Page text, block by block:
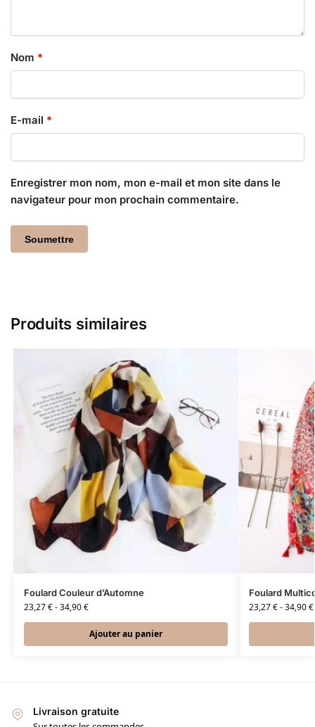
Nom *
E-mail *
Enregistrer mon nom, mon e-mail et mon site dans le
navigateur pour mon prochain commentaire.
Produits similaires
Foulard Couleur d’Automne
23,27€-34,90€
Ajouter au panier
Foulard
23,27€-34,90€
Livraison gratuite